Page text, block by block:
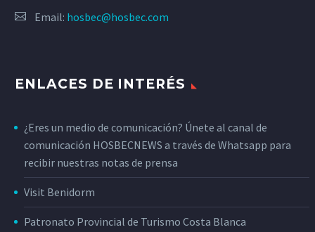
Email: hosbec@hosbec.com
ENLACES DE INTERÉS
¿Eres un medio de comunicación? Únete al canal de
comunicación HOSBECNEWS a través de Whatsapp para
recibir nuestras notas de prensa
Visit Benidorm
Patronato Provincial de Turismo Costa Blanca